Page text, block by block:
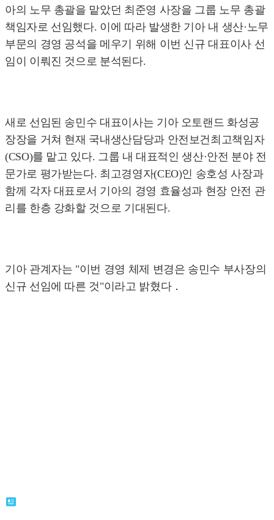
아의 노무 총괄을 맡았던 최준영 사장을 그룹 노무 총괄
책임자로 선임했다. 이에 따라 발생한 기아 내 생산·노무
부문의 경영 공석을 메우기 위해 이번 신규 대표이사 선
임이 이뤄진 것으로 분석된다.
새로 선임된 송민수 대표이사는 기아 오토랜드 화성공
장장을 거쳐 현재 국내생산담당과 안전보건최고책임자
(CSO)를 맡고 있다. 그룹 내 대표적인 생산·안전 분야 전
문가로 평가받는다. 최고경영자(CEO)인 송호성 사장과
함께 각자 대표로서 기아의 경영 효율성과 현장 안전 관
리를 한층 강화할 것으로 기대된다.
기아 관계자는 "이번 경영 체제 변경은 송민수 부사장의
신규 선임에 따른 것"이라고 밝혔다．